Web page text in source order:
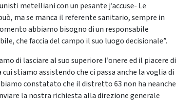
metelliani con un pesante j’accuse- Le
ma se manca il referente sanitario, sempre in
abbiamo bisogno di un responsabile
che faccia del campo il suo luogo decisionale”.
di lasciare al suo superiore l’onere ed il piacere di
stiamo assistendo che ci passa anche la voglia di
constatato che il distretto 63 non ha neanche
la nostra richiesta alla direzione generale